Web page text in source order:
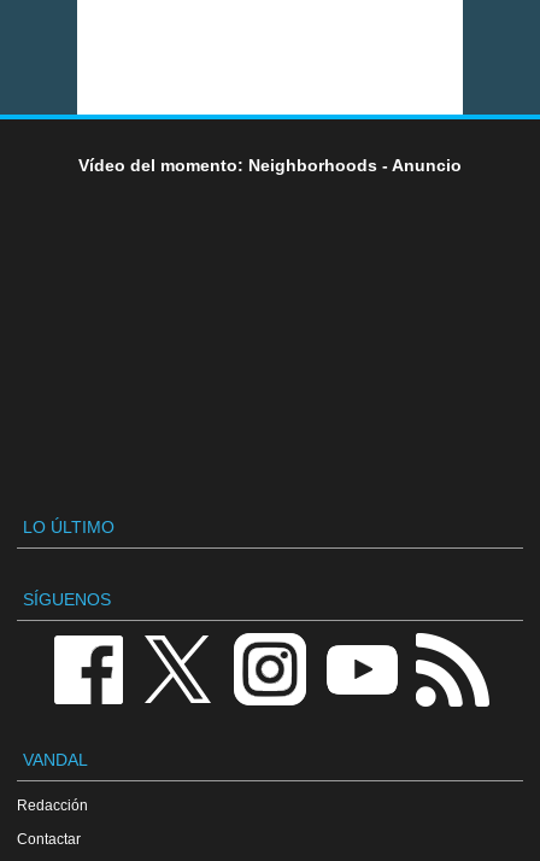
Vídeo del momento: Neighborhoods - Anuncio
LO ÚLTIMO
SÍGUENOS
VANDAL
Redacción
Contactar